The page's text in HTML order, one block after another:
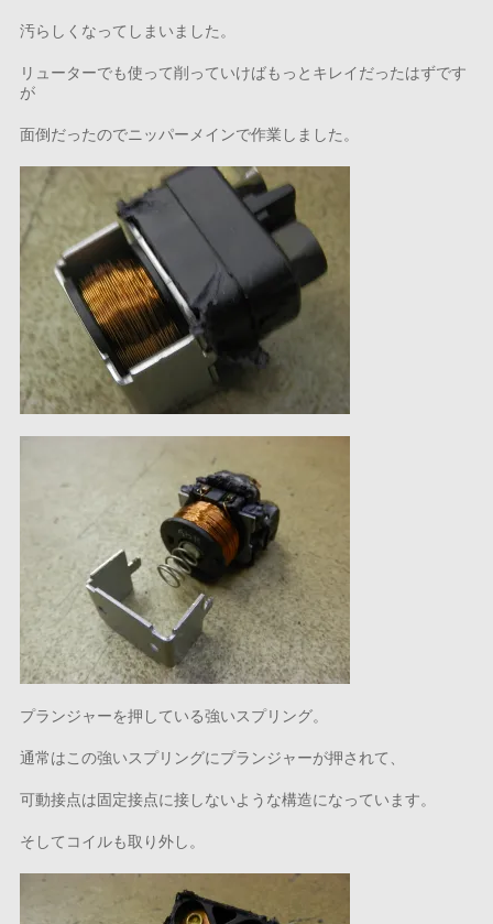
汚らしくなってしまいました。
リューターでも使って削っていけばもっとキレイだったはずです
が
面倒だったのでニッパーメインで作業しました。
プランジャーを押している強いスプリング。
通常はこの強いスプリングにプランジャーが押されて、
可動接点は固定接点に接しないような構造になっています。
そしてコイルも取り外し。